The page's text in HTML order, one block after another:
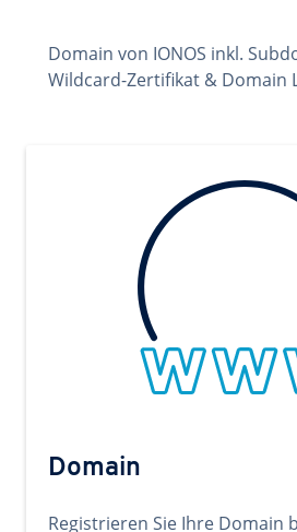
Domain von IONOS inkl.
Wildcard-Zertifikat & Domain
Domain
Registrieren Sie Ihre Domain